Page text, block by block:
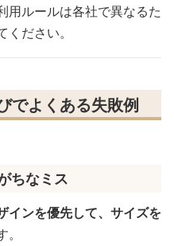
用ルールは各社で異なるた
ださい。
でよくある失敗例
ちなミス
インを優先して、サイズを